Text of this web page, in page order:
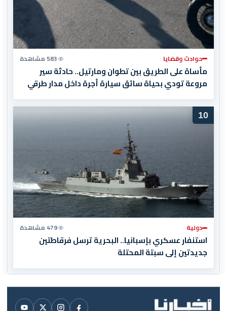
حوادث وقضايا 583 مشاهدة
مأساة على الطريق بين تطوان ومارتيل.. حادثة سير
مروعة تودي بحياة سائق سيارة أجرة داخل مدار طرقي
10
دولية 479 مشاهدة
استنفار عسكري بإسبانيا.. البحرية ترسل فرقاطتين
جديدتين إلى سبتة المحتلة